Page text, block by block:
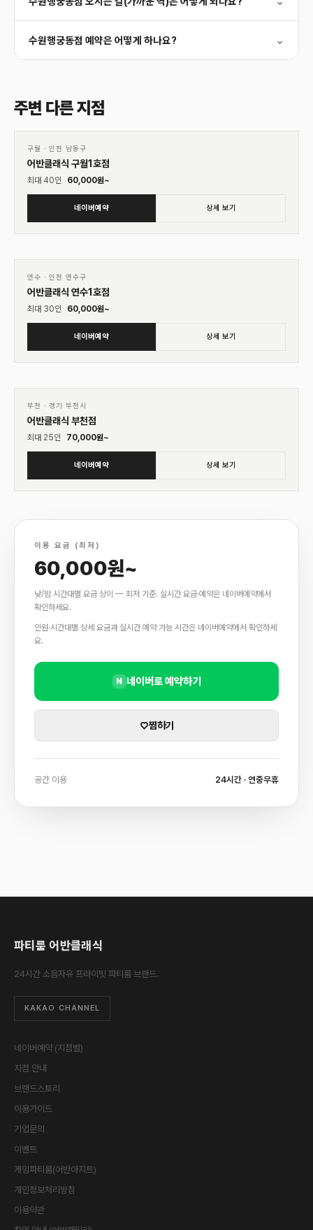
수원행궁동점 예약은 어떻게 하나요? ⌄
주변 다른 지점
01
구월 ·인천 남동구
어반클래식 구월1호점
최대 40인 60,000원~
네이버예약 상세 보기
01
연수 ·인천 연수구
어반클래식 연수1호점
최대 30인 60,000원~
네이버예약 상세 보기
01
부천 ·경기 부천시
어반클래식 부천점
최대 25인 70,000원~
네이버예약 상세 보기
이용 요금 (최저)
60,000원~
낮/밤 시간대별 요금 상이 — 최저 기준. 실시간 요금·예약은 네이버예약에서
확인하세요.
인원·시간대별 상세 요금과 실시간 예약 가능 시간은 네이버예약에서 확인하세
요.
N 네이버로 예약하기
♡찜하기
공간 이용 24시간 · 연중무휴
파티룸 어반클래식
24시간 소음자유 프라이빗 파티룸 브랜드.
KAKAO CHANNEL
네이버예약 (지점별)
지점 안내
브랜드스토리
이용가이드
기업문의
이벤트
게임파티룸(어반아지트)
개인정보처리방침
이용약관